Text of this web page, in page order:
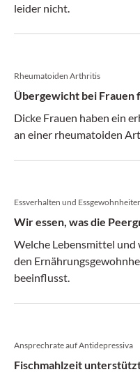
leider nicht.
Rheumatoiden Arthritis
Übergewicht bei Frauen
Dicke Frauen haben ein
an einer rheumatoiden
Essverhalten und
Wir essen, was die
Welche Lebensmittel und
den
beeinflusst.
Ansprechrate auf Antidepressiva
Fischmahlzeit